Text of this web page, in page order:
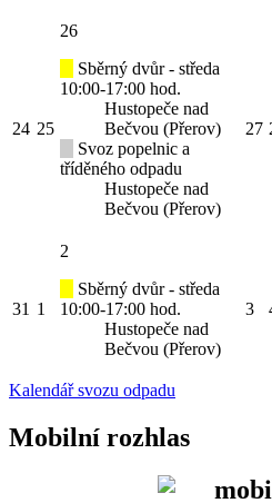
24 25
26
Sběrný dvůr - středa
10:00-17:00 hod.
Hustopeče nad
Bečvou (Přerov)
Svoz popelnic a
tříděného odpadu
Hustopeče nad
Bečvou (Přerov)
27
31 1
2
Sběrný dvůr - středa
10:00-17:00 hod.
Hustopeče nad
Bečvou (Přerov)
3
Kalendář svozu odpadu
Mobilní rozhlas